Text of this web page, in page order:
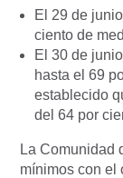
El 29 de
ciento de
El 30 de
hasta el 69
establecido
del 64 por
La Comunidad
mínimos con el